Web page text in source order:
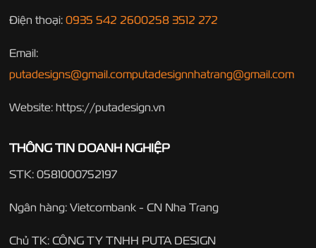
Điện thoại: 0935 542 2600258 3512 272
Email:
putadesigns@gmail.computadesignnhatrang@gmail.com
Website: https://putadesign.vn
THÔNG TIN DOANH NGHIỆP
STK: 0581000752197
Ngân hàng: Vietcombank - CN Nha Trang
Chủ TK: CÔNG TY TNHH PUTA DESIGN